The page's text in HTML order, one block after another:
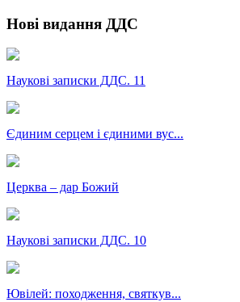
Нові видання ДДС
Наукові записки ДДС. 11
Єдиним серцем і єдиними вус...
Церква – дар Божий
Наукові записки ДДС. 10
Ювілей: походження, святкув...